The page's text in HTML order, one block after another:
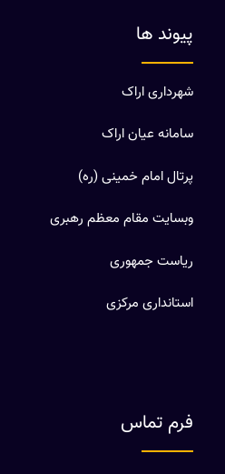
پیوند ها
شهرداری اراک
سامانه عیان اراک
پرتال امام خمینی (ره)
وبسایت مقام معظم رهبری
ریاست جمهوری
استانداری مرکزی
فرم تماس